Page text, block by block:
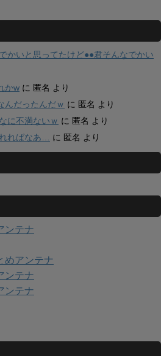
かいと思ってたけど●●君そんなでかい
かw に 匿名 より
んだったんだｗ に 匿名 より
に不満ないｗ に 匿名 より
ればなあ…
に 匿名 より
ンテナ
めアンテナ
ンテナ
ンテナ